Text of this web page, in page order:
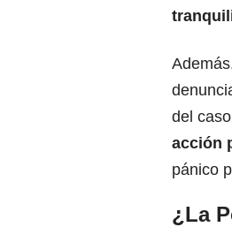
del
acción
pánico
¿La